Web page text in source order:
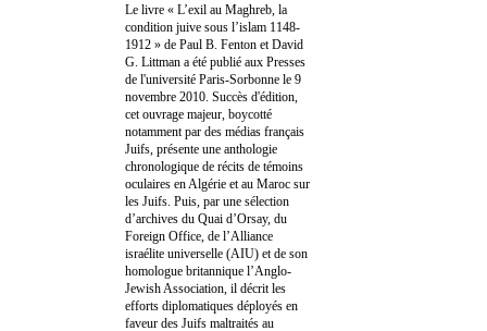
Le livre « L’exil au Maghreb, la
condition juive sous l’islam 1148-
1912 » de Paul B. Fenton et David
G. Littman a été publié aux Presses
de l'université Paris-Sorbonne le 9
novembre 2010. Succès d'édition,
cet ouvrage majeur, boycotté
notamment par des médias français
Juifs, présente une anthologie
chronologique de récits de témoins
oculaires en Algérie et au Maroc sur
les Juifs. Puis, par une sélection
d’archives du Quai d’Orsay, du
Foreign Office, de l’Alliance
israélite universelle (AIU) et de son
homologue britannique l’Anglo-
Jewish Association, il décrit les
efforts diplomatiques déployés en
faveur des Juifs maltraités au